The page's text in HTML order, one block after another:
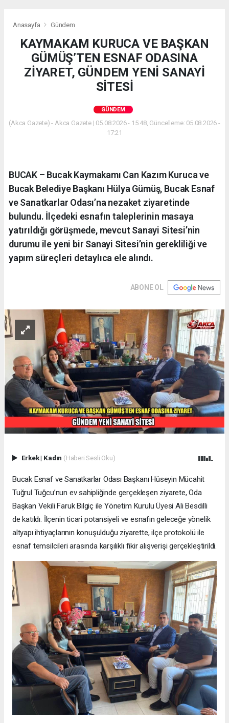
Anasayfa Gündem
KAYMAKAM KURUCA VE BAŞKAN
GÜMÜŞ’TEN ESNAF ODASINA
ZİYARET, GÜNDEM YENİ SANAYİ
SİTESİ
GÜNDEM
(Akca Gazete) - Akca Gazete | 05.08.2026 - 15:48, Güncelleme: 05.08.2026 -
17:21
BUCAK – Bucak Kaymakamı Can Kazım Kuruca ve
Bucak Belediye Başkanı Hülya Gümüş, Bucak Esnaf
ve Sanatkarlar Odası’na nezaket ziyaretinde
bulundu. İlçedeki esnafın taleplerinin masaya
yatırıldığı görüşmede, mevcut Sanayi Sitesi’nin
durumu ile yeni bir Sanayi Sitesi’nin gerekliliği ve
yapım süreçleri detaylıca ele alındı.
ABONE OL
Erkek| Kadın (Haberi Sesli Oku)
Bucak Esnaf ve Sanatkarlar Odası Başkanı Hüseyin Mücahit
Tuğrul Tuğcu’nun ev sahipliğinde gerçekleşen ziyarete, Oda
Başkan Vekili Faruk Bilgiç ile Yönetim Kurulu Üyesi Ali Besdilli
de katıldı. İlçenin ticari potansiyeli ve esnafın geleceğe yönelik
altyapı ihtiyaçlarının konuşulduğu ziyarette, ilçe protokolü ile
esnaf temsilcileri arasında karşılıklı fikir alışverişi gerçekleştirildi.